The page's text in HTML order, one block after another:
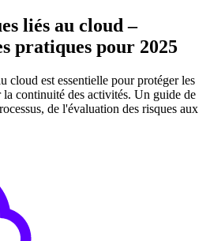
liés au cloud –
pratiques pour 2025
cloud est essentielle pour protéger les
la continuité des activités. Un guide de
de l'évaluation des risques aux